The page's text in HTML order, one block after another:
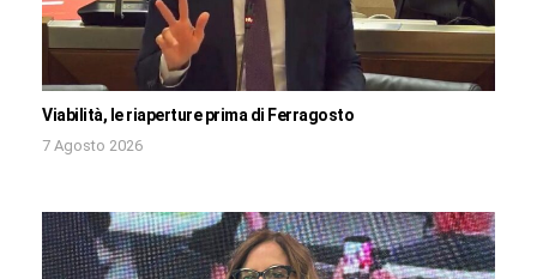
Viabilità, le riaperture prima di Ferragosto
7 Agosto 2026